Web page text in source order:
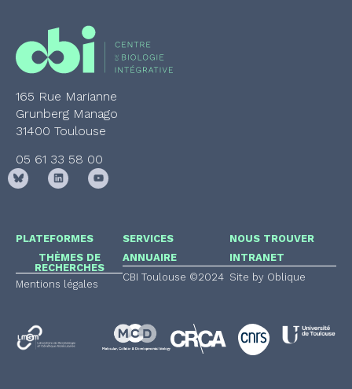
165 Rue Marianne
Grunberg Manago
31400 Toulouse
05 61 33 58 00
PLATEFORMES
THÈMES DE
RECHERCHES
Mentions légales
SERVICES
ANNUAIRE
CBI Toulouse ©2024
NOUS TROUVER
INTRANET
Site by Oblique